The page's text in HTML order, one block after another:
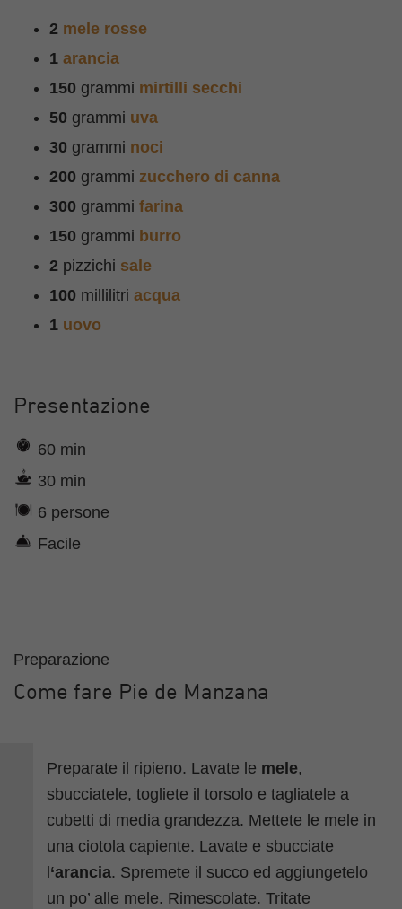
2 mele rosse
1 arancia
150 grammi mirtilli secchi
50 grammi uva
30 grammi noci
200 grammi zucchero di canna
300 grammi farina
150 grammi burro
2 pizzichi sale
100 millilitri acqua
1 uovo
Presentazione
60 min
30 min
6 persone
Facile
Preparazione
Come fare Pie de Manzana
Preparate il ripieno. Lavate le mele,
sbucciatele, togliete il torsolo e tagliatele a
cubetti di media grandezza. Mettete le mele in
una ciotola capiente. Lavate e sbucciate
‘arancia. Spremete il succo ed aggiungetelo
un po’ alle mele. Rimescolate. Tritate